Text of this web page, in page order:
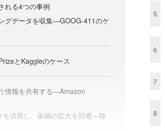
れる4つの事例
グデータを収集―GOOG-411のケ
とKaggleのケース
情報を共有する―Amazon
を活用し、薬禍の拡大を回避―韓
5
6
7
8